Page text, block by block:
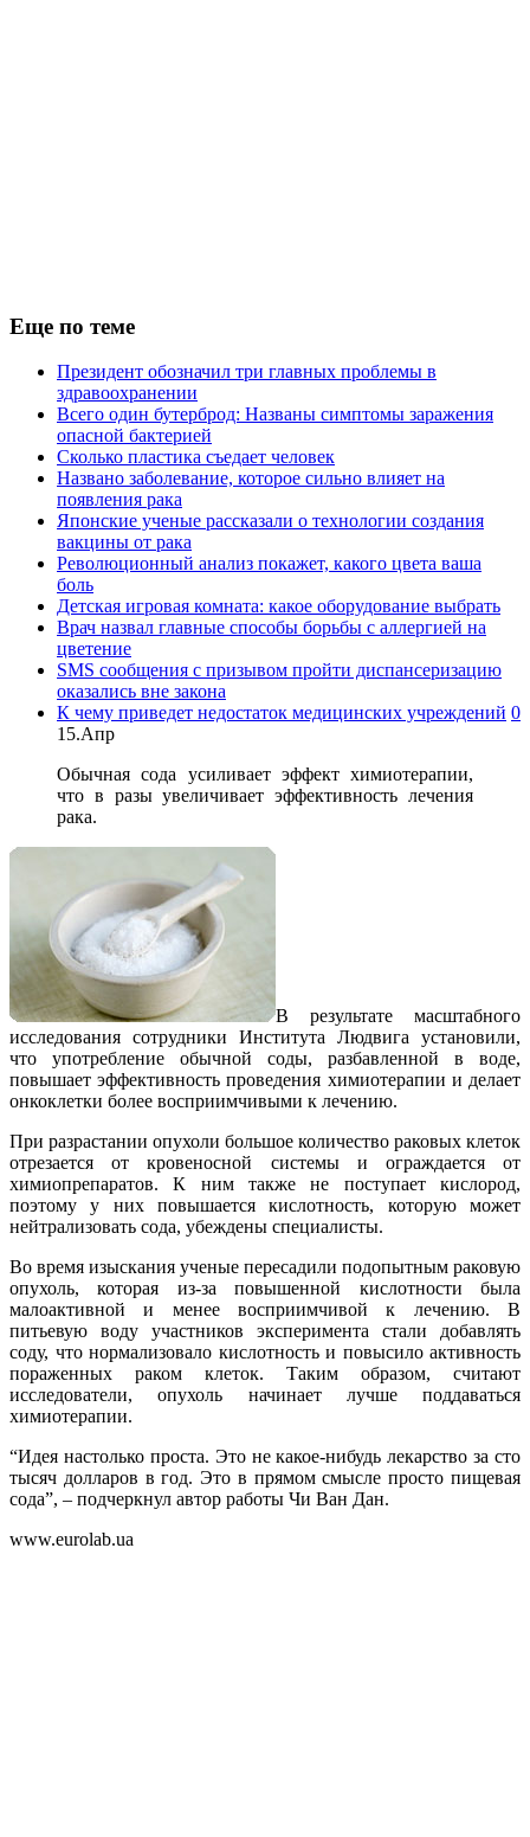
Еще по теме
Президент обозначил три главных проблемы в
здравоохранении
Всего один бутерброд: Названы симптомы заражения
опасной бактерией
Сколько пластика съедает человек
Названо заболевание, которое сильно влияет на
появления рака
Японские ученые рассказали о технологии создания
вакцины от рака
Революционный анализ покажет, какого цвета ваша
боль
Детская игровая комната: какое оборудование выбрать
Врач назвал главные способы борьбы с аллергией на
цветение
SMS сообщения с призывом пройти диспансеризацию
оказались вне закона
К чему приведет недостаток медицинских учреждений 0
15.Апр
Обычная сода усиливает эффект химиотерапии,
что в разы увеличивает эффективность лечения
рака.
В результате масштабного
исследования сотрудники Института Людвига установили,
что употребление обычной соды, разбавленной в воде,
повышает эффективность проведения химиотерапии и делает
онкоклетки более восприимчивыми к лечению.
При разрастании опухоли большое количество раковых клеток
отрезается от кровеносной системы и ограждается от
химиопрепаратов. К ним также не поступает кислород,
поэтому у них повышается кислотность, которую может
нейтрализовать сода, убеждены специалисты.
Во время изыскания ученые пересадили подопытным раковую
опухоль, которая из-за повышенной кислотности была
малоактивной и менее восприимчивой к лечению. В
питьевую воду участников эксперимента стали добавлять
соду, что нормализовало кислотность и повысило активность
пораженных раком клеток. Таким образом, считают
исследователи, опухоль начинает лучше поддаваться
химиотерапии.
“Идея настолько проста. Это не какое-нибудь лекарство за сто
тысяч долларов в год. Это в прямом смысле просто пищевая
сода”, – подчеркнул автор работы Чи Ван Дан.
www.eurolab.ua